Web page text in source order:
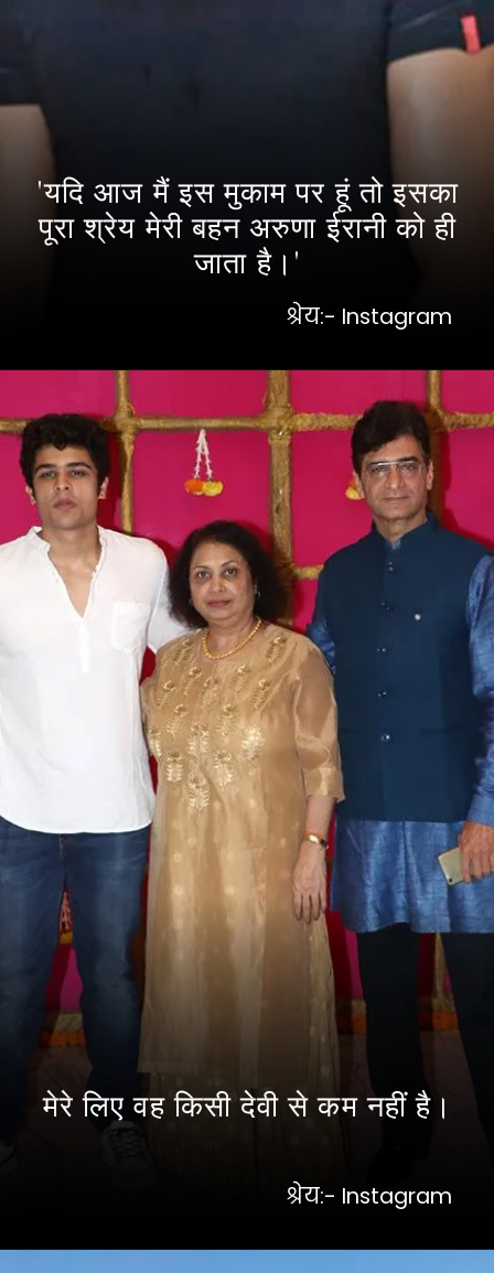
श्रेय:- Instagram
'यदि आज मैं इस मुकाम पर हूं तो इसका
पूरा श्रेय मेरी बहन अरुणा ईरानी को ही
जाता है।'
श्रेय:- Instagram
मेरे लिए वह किसी देवी से कम नहीं है।